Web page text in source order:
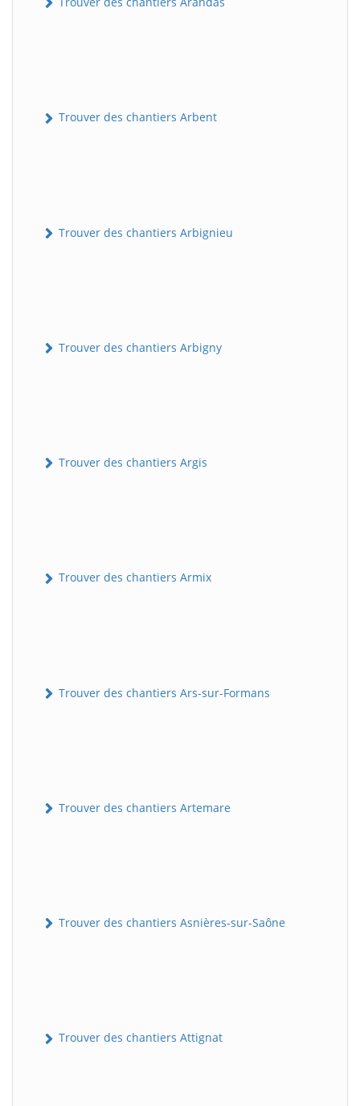
Trouver des chantiers Arbent
Trouver des chantiers Arbignieu
Trouver des chantiers Arbigny
Trouver des chantiers Argis
Trouver des chantiers Armix
Trouver des chantiers Ars-sur-Formans
Trouver des chantiers Artemare
Trouver des chantiers Asnières-sur-Saône
Trouver des chantiers Attignat